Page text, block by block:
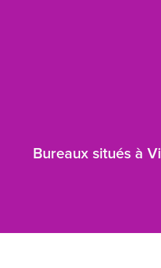
Bureaux situés à